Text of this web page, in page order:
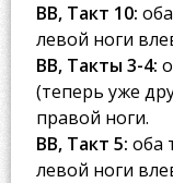
BB, Такт 10:
левой ноги
BB, Такты 3-4:
(теперь уже
правой ноги.
BB, Такт 5: оба
левой ноги